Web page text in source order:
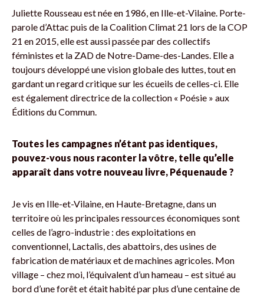
Juliette Rousseau est née en 1986, en Ille-et-Vilaine. Porte-
parole d’Attac puis de la Coalition Climat 21 lors de la COP
21 en 2015, elle est aussi passée par des collectifs
féministes et la ZAD de Notre-Dame-des-Landes. Elle a
toujours développé une vision globale des luttes, tout en
gardant un regard critique sur les écueils de celles-ci. Elle
est également directrice de la collection « Poésie » aux
Éditions du Commun.
Toutes les campagnes n’étant pas identiques,
pouvez-vous nous raconter la vôtre, telle qu’elle
apparaît dans votre nouveau livre, Péquenaude ?
Je vis en Ille-et-Vilaine, en Haute-Bretagne, dans un
territoire où les principales ressources économiques sont
celles de l’agro-industrie : des exploitations en
conventionnel, Lactalis, des abattoirs, des usines de
fabrication de matériaux et de machines agricoles. Mon
village – chez moi, l’équivalent d’un hameau – est situé au
bord d’une forêt et était habité par plus d’une centaine de